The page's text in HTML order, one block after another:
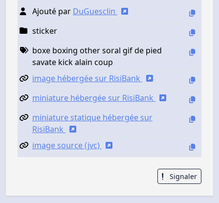
Ajouté par DuGuesclin
sticker
boxe boxing other soral gif de pied
savate kick alain coup
image hébergée sur RisiBank
miniature hébergée sur RisiBank
miniature statique hébergée sur
RisiBank
image source (jvc)
Signaler